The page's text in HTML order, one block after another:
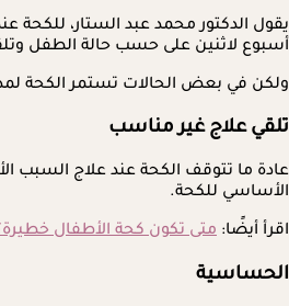
يقول الدكتور محمد عبد الستار، للكحة
أسبوع لاثنين على حسب حالة الطفل
ولكن في بعض الحالات تستمر الكحة
تلقي علاج غير مناسب
عادة ما تتوقف الكحة عند علاج
الأساسي للكحة.
اقرأ أيضًا: متى تكون كحة الأطفال
الحساسية